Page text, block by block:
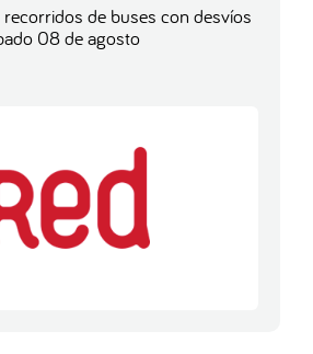
de buses con desvíos
08 de agosto